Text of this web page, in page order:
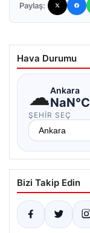
Paylaş:
Hava Durumu
☁Ankara
NaN°C
ŞEHIR SEÇ
Bizi Takip Edin